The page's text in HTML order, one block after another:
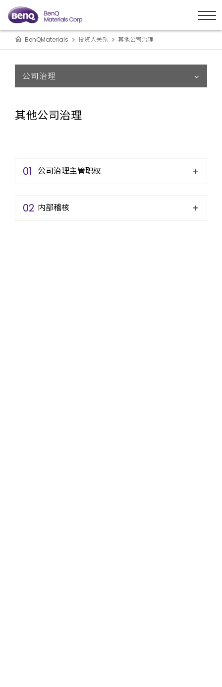
BenQMaterials 投资人关系 其他公司治理
公司治理
其他公司治理
01 公司治理主管职权
02 内部稽核